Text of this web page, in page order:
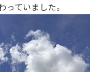
っていました。